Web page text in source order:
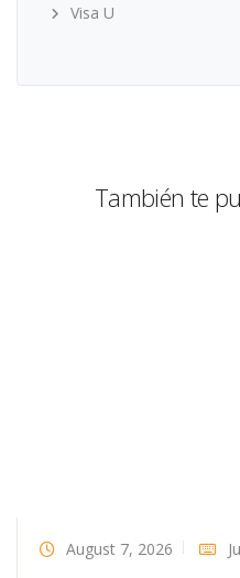
Visa U
También te
August 7, 2026